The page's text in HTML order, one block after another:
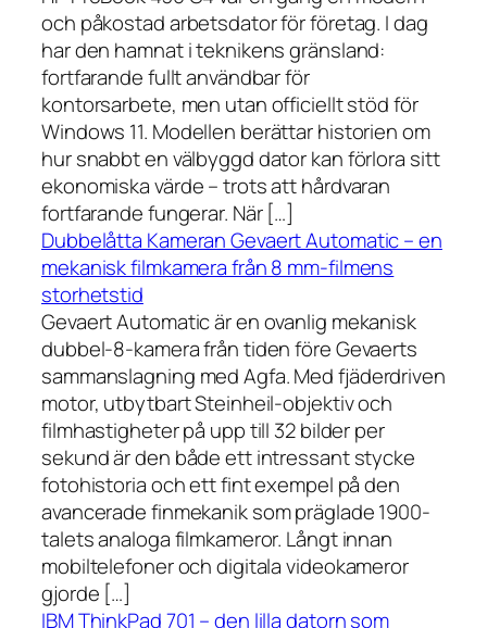
och påkostad arbetsdator för företag. I dag
har den hamnat i teknikens gränsland:
fortfarande fullt användbar för
kontorsarbete, men utan officiellt stöd för
Windows 11. Modellen berättar historien om
hur snabbt en välbyggd dator kan förlora sitt
ekonomiska värde – trots att hårdvaran
fortfarande fungerar. När […]
Dubbelåtta Kameran Gevaert Automatic – en
mekanisk filmkamera från 8 mm-filmens
storhetstid
Gevaert Automatic är en ovanlig mekanisk
dubbel-8-kamera från tiden före Gevaerts
sammanslagning med Agfa. Med fjäderdriven
motor, utbytbart Steinheil-objektiv och
filmhastigheter på upp till 32 bilder per
sekund är den både ett intressant stycke
fotohistoria och ett fint exempel på den
avancerade finmekanik som präglade 1900-
talets analoga filmkameror. Långt innan
mobiltelefoner och digitala videokameror
gjorde […]
IBM ThinkPad 701 – den lilla datorn som